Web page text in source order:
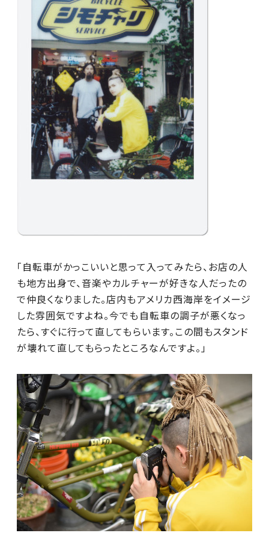
「自転車がかっこいいと思って入ってみたら、お店の人
も地方出身で、音楽やカルチャーが好きな人だったの
で仲良くなりました。店内もアメリカ西海岸をイメージ
した雰囲気ですよね。今でも自転車の調子が悪くなっ
たら、すぐに行って直してもらいます。この間もスタンド
が壊れて直してもらったところなんですよ。」